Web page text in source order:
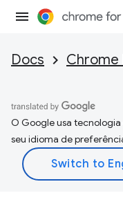
Docs Chrome
O Google usa
seu idioma de